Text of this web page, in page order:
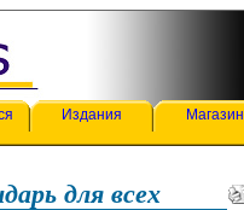
Издания Магазин
для всех